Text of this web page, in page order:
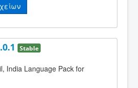
Stable
India Language Pack for